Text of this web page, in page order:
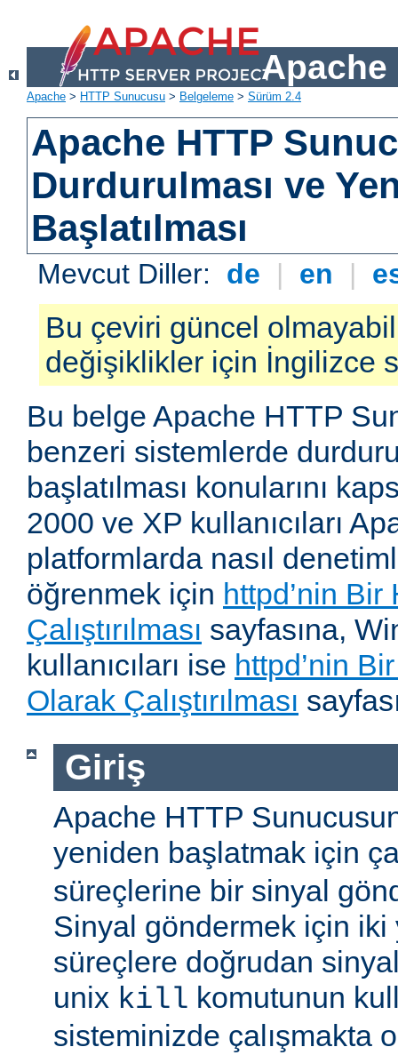
Apache
Apache > HTTP Sunucusu > Belgeleme > Sürüm 2.4
Apache HTTP
Durdurulması ve
Başlatılması
Mevcut Diller: de | en |
Bu çeviri güncel
değişiklikler için İngilizce
Bu belge Apache HTTP
benzeri sistemlerde
başlatılması konularını
2000 ve XP kullanıcıları
platformlarda nasıl
öğrenmek için httpd’nin
Çalıştırılması sayfasına,
kullanıcıları ise httpd’nin
Olarak Çalıştırılması
Giriş
Apache HTTP
yeniden başlatmak için
süreçlerine bir sinyal
Sinyal göndermek için iki
süreçlere doğrudan
unix kill komutunun
sisteminizde çalışmakta